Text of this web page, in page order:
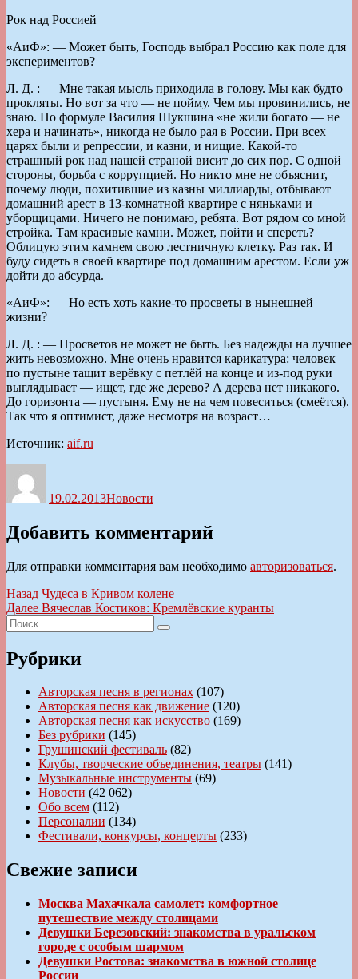
Рок над Россией
«АиФ»: — Может быть, Господь выбрал Россию как поле для
экспериментов?
Л. Д. : — Мне такая мысль приходила в голову. Мы как будто
прокляты. Но вот за что — не пойму. Чем мы провинились, не
знаю. По формуле Василия Шукшина «не жили богато — не
хера и начинать», никогда не было рая в России. При всех
царях были и репрессии, и казни, и нищие. Какой-то
страшный рок над нашей страной висит до сих пор. С одной
стороны, борьба с коррупцией. Но никто мне не объяснит,
почему люди, похитившие из казны миллиарды, отбывают
домашний арест в 13-комнатной квартире с няньками и
уборщицами. Ничего не понимаю, ребята. Вот рядом со мной
стройка. Там красивые камни. Может, пойти и спереть?
Облицую этим камнем свою лестничную клетку. Раз так. И
буду сидеть в своей квартире под домашним арестом. Если уж
дойти до абсурда.
«АиФ»: — Но есть хоть какие-то просветы в нынешней
жизни?
Л. Д. : — Просветов не может не быть. Без надежды на лучшее
жить невозможно. Мне очень нравится карикатура: человек
по пустыне тащит верёвку с петлёй на конце и из-под руки
выглядывает — ищет, где же дерево? А дерева нет никакого.
До горизонта — пустыня. Ему не на чем повеситься (смеётся).
Так что я оптимист, даже несмотря на возраст…
Источник: aif.ru
19.02.2013Новости
Добавить комментарий
Для отправки комментария вам необходимо авторизоваться.
Навигация
по
записям
Назад Предыдущая
запись:
Чудеса в Кривом колене
Далее Следующая
Вячеслав Костиков: Кремлёвские куранты
Искать:
Поиск
Рубрики
Авторская песня в регионах (107)
Авторская песня как движение (120)
Авторская песня как искусство (169)
Без рубрики (145)
Грушинский фестиваль (82)
Клубы, творческие объединения, театры (141)
Музыкальные инструменты (69)
Новости (42 062)
Обо всем (112)
Персоналии (134)
Фестивали, конкурсы, концерты (233)
Свежие записи
Москва Махачкала самолет: комфортное
путешествие между столицами
Девушки Березовский: знакомства в уральском
городе с особым шармом
Девушки Ростова: знакомства в южной столице
России